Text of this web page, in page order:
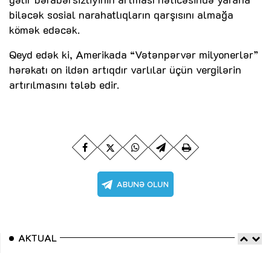
biləcək sosial narahatlıqların qarşısını almağa
kömək edəcək.
Qeyd edək ki, Amerikada “Vətənpərvər milyonerlər”
hərəkatı on ildən artıqdır varlılar üçün vergilərin
artırılmasını tələb edir.
AKTUAL